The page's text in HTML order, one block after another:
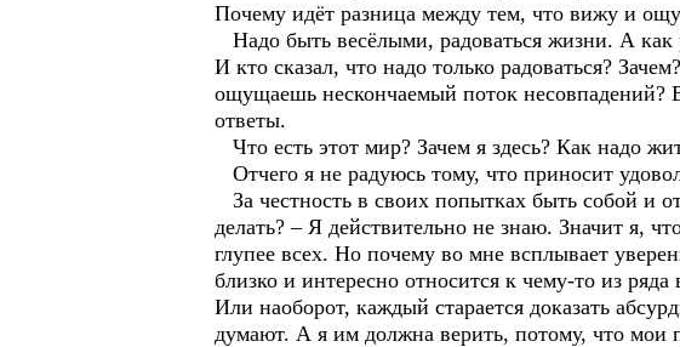
Почему идёт разница между тем, что вижу и
Надо быть весёлыми, радоваться жизни. А как
И кто сказал, что надо только радоваться?
ощущаешь нескончаемый поток несовпадений?
ответы.
Что есть этот мир? Зачем я здесь? Как надо
Отчего я не радуюсь тому, что приносит
За честность в своих попытках быть собой
делать? – Я действительно не знаю. Значит я,
глупее всех. Но почему во мне всплывает
близко и интересно относится к чему-то из
Или наоборот, каждый старается доказать
думают. А я им должна верить, потому, что